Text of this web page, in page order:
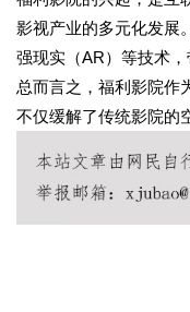
影视产业的多元化发展
强现实（AR）等技术，
总而言之，福利影院作
不仅缓解了传统影院的